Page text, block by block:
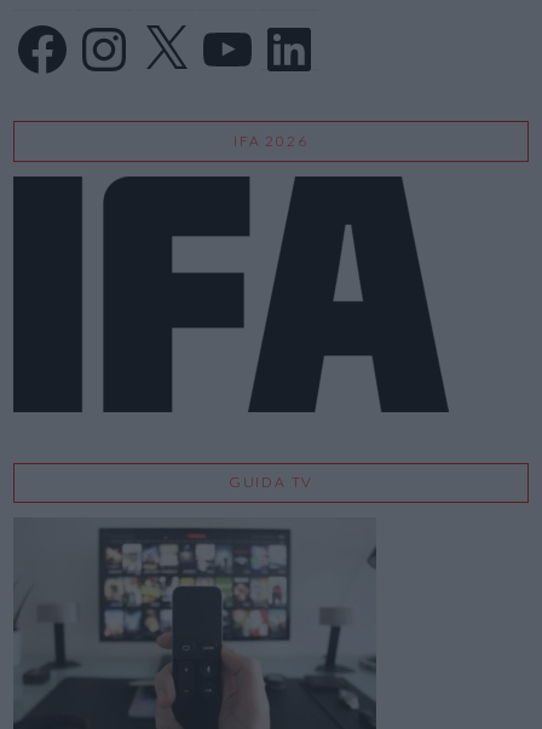
FacebookInstagram
X LinkedIn
IFA 2026
GUIDA TV